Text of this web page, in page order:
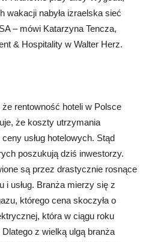
wakacji nabyła izraelska sieć
– mówi Katarzyna Tencza,
& Hospitality w Walter Herz.
rentowność hoteli w Polsce
że koszty utrzymania
usług hotelowych. Stąd
poszukują dziś inwestorzy.
są przez drastycznie rosnące
i usług. Branża mierzy się z
którego cena skoczyła o
która w ciągu roku
Dlatego z wielką ulgą branża